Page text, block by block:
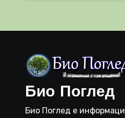
Био Поглед
Био Поглед е